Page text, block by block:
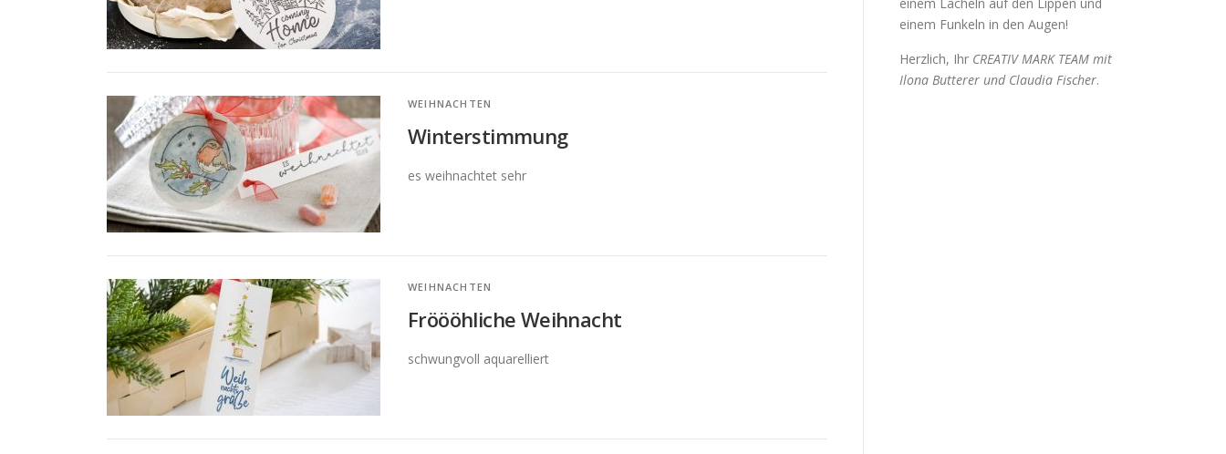
WEIHNACHTEN
Winterstimmung
es weihnachtet sehr
WEIHNACHTEN
Fröööhliche Weihnacht
schwungvoll aquarelliert
einem Funkeln in den Augen!
Herzlich, Ihr CREATIV MARK TEAM mit
Ilona Butterer und Claudia Fischer.